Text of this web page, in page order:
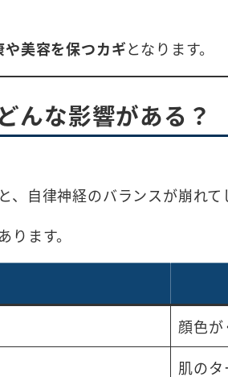
や美容を保つカギとなります。
んな影響がある？
自律神経のバランスが崩れて
ます。
顔色
肌の